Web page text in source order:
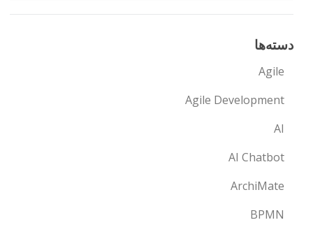
دسته‌ها
Agile
Agile Development
AI
AI Chatbot
ArchiMate
BPMN